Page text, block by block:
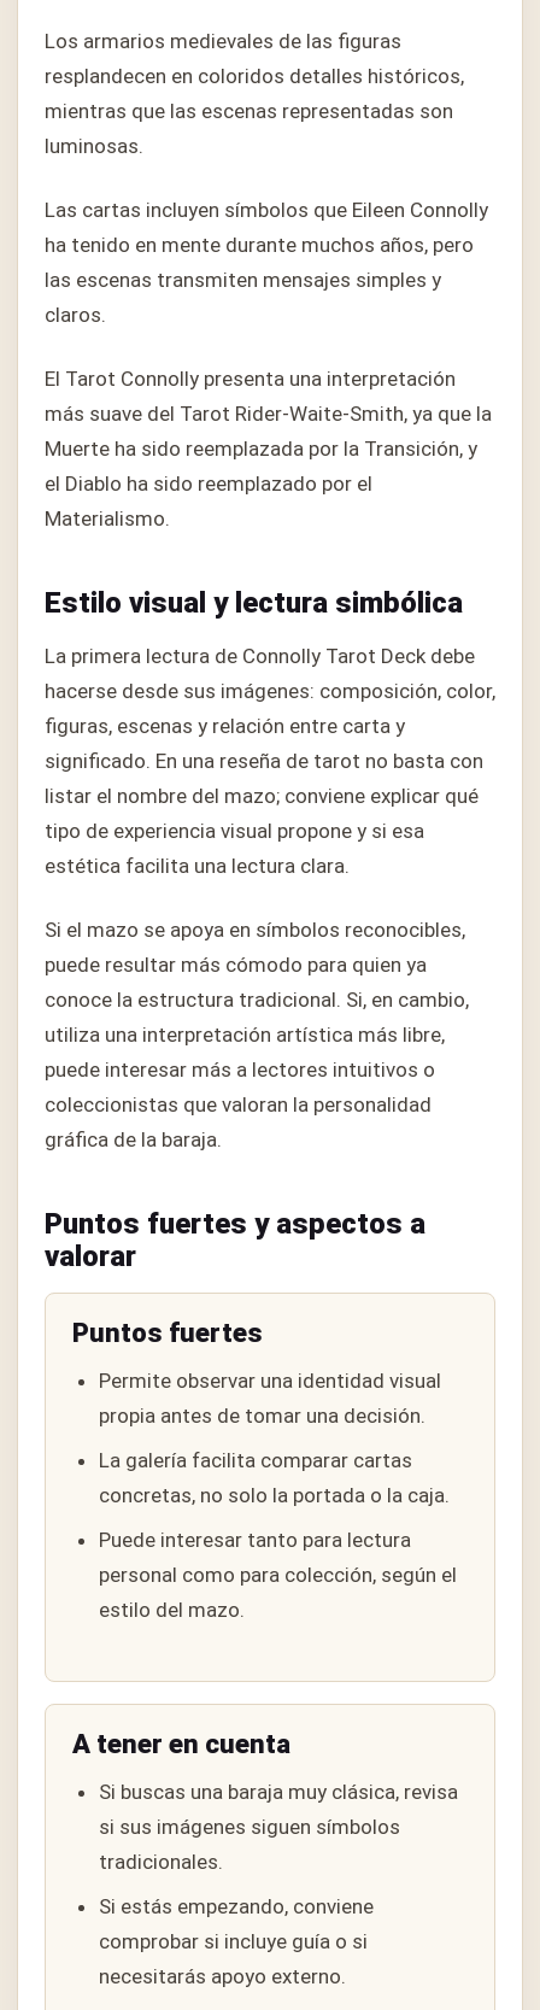
Los armarios medievales de las figuras
resplandecen en coloridos detalles históricos,
mientras que las escenas representadas son
luminosas.
Las cartas incluyen símbolos que Eileen Connolly
ha tenido en mente durante muchos años, pero
las escenas transmiten mensajes simples y
claros.
El Tarot Connolly presenta una interpretación
más suave del Tarot Rider-Waite-Smith, ya que la
Muerte ha sido reemplazada por la Transición, y
el Diablo ha sido reemplazado por el
Materialismo.
Estilo visual y lectura simbólica
La primera lectura de Connolly Tarot Deck debe
hacerse desde sus imágenes: composición, color,
figuras, escenas y relación entre carta y
significado. En una reseña de tarot no basta con
listar el nombre del mazo; conviene explicar qué
tipo de experiencia visual propone y si esa
estética facilita una lectura clara.
Si el mazo se apoya en símbolos reconocibles,
puede resultar más cómodo para quien ya
conoce la estructura tradicional. Si, en cambio,
utiliza una interpretación artística más libre,
puede interesar más a lectores intuitivos o
coleccionistas que valoran la personalidad
gráfica de la baraja.
Puntos fuertes y aspectos a
valorar
Puntos fuertes
Permite observar una identidad visual
propia antes de tomar una decisión.
La galería facilita comparar cartas
concretas, no solo la portada o la caja.
Puede interesar tanto para lectura
personal como para colección, según el
estilo del mazo.
A tener en cuenta
Si buscas una baraja muy clásica, revisa
si sus imágenes siguen símbolos
tradicionales.
Si estás empezando, conviene
comprobar si incluye guía o si
necesitarás apoyo externo.